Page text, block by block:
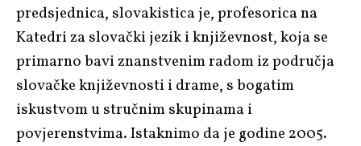
predsjednica, slovakistica je, profesorica na
Katedri za slovački jezik i književnost, koja se
primarno bavi znanstvenim radom iz područja
slovačke književnosti i drame, s bogatim
iskustvom u stručnim skupinama i
povjerenstvima. Istaknimo da je godine 2005.